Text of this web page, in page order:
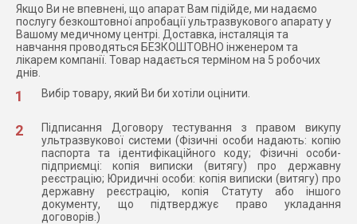
Якщо Ви не впевнені, що апарат Вам підійде, ми надаємо
послугу безкоштовної апробації ультразвукового апарату у
Вашому медичному центрі. Доставка, інсталяція та
навчання проводяться БЕЗКОШТОВНО інженером та
лікарем компанії. Товар надається терміном на 5 робочих
днів.
Вибір товару, який Ви би хотіли оцінити.
Підписання Договору тестування з правом викупу
ультразвукової системи (Фізичні особи надають: копію
паспорта та ідентифікаційного коду; Фізичні особи-
підприємці: копія виписки (витягу) про державну
реєстрацію; Юридичні особи: копія виписки (витягу) про
державну реєстрацію, копія Статуту або іншого
документу, що підтверджує право укладання
договорів.)